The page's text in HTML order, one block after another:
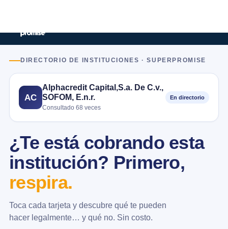
DIRECTORIO DE INSTITUCIONES · SUPERPROMISE
AC
Alphacredit Capital,S.a. De C.v.,
SOFOM, E.n.r.
Consultado 68 veces
En directorio
¿Te está cobrando esta
institución? Primero,
respira.
Toca cada tarjeta y descubre qué te pueden
hacer legalmente… y qué no. Sin costo.